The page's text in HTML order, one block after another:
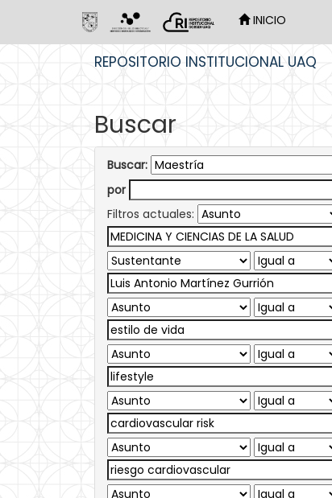
INICIO
REPOSITORIO INSTITUCIONAL UAQ
Buscar
Buscar:
por
Filtros actuales: